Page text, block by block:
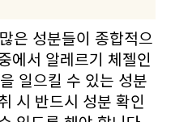
은 성분들이 종합적으
에서 알레르기 체젤인
일으킬 수 있는 성분
시 반드시 성분 확인